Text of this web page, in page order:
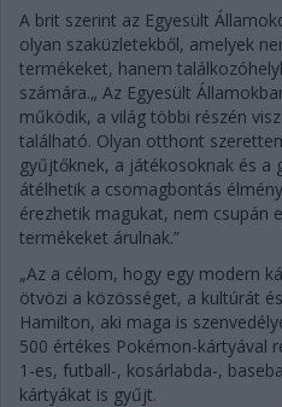
A brit szerint az Egyesült
olyan szaküzletekből, amelyek
termékeket, hanem
számára.„ Az Egyesült
működik, a világ többi részén
található. Olyan otthont
gyűjtőknek, a játékosoknak és a
átélhetik a csomagbontás
érezhetik magukat, nem csupán
termékeket árulnak.”
„Az a célom, hogy egy modern
ötvözi a közösséget, a kultúrát
Hamilton, aki maga is
500 értékes Pokémon-kártyával
1-es, futball-, kosárlabda-,
kártyákat is gyűjt.